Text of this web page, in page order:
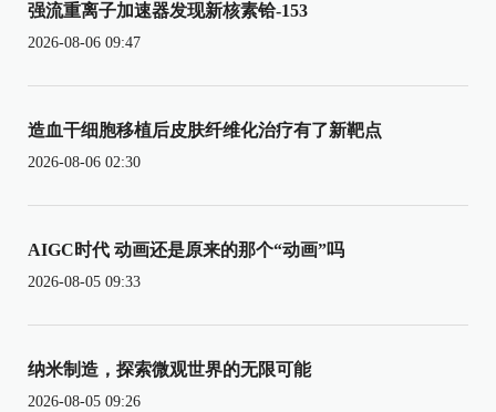
强流重离子加速器发现新核素铪-153
2026-08-06 09:47
造血干细胞移植后皮肤纤维化治疗有了新靶点
2026-08-06 02:30
AIGC时代 动画还是原来的那个“动画”吗
2026-08-05 09:33
纳米制造，探索微观世界的无限可能
2026-08-05 09:26